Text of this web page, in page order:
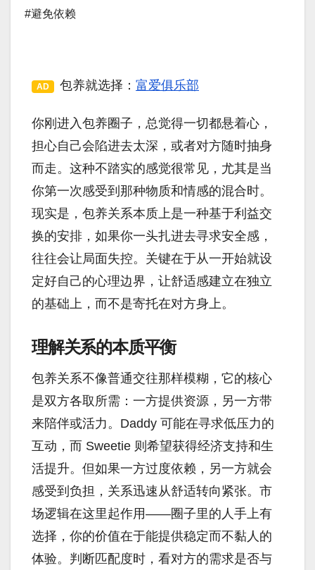
#避免依赖
AD 包养就选择： 富爱俱乐部
你刚进入包养圈子，总觉得一切都悬着心，
担心自己会陷进去太深，或者对方随时抽身
而走。这种不踏实的感觉很常见，尤其是当
你第一次感受到那种物质和情感的混合时。
现实是，包养关系本质上是一种基于利益交
换的安排，如果你一头扎进去寻求安全感，
往往会让局面失控。关键在于从一开始就设
定好自己的心理边界，让舒适感建立在独立
的基础上，而不是寄托在对方身上。
理解关系的本质平衡
包养关系不像普通交往那样模糊，它的核心
是双方各取所需：一方提供资源，另一方带
来陪伴或活力。Daddy 可能在寻求低压力的
互动，而 Sweetie 则希望获得经济支持和生
活提升。但如果一方过度依赖，另一方就会
感受到负担，关系迅速从舒适转向紧张。市
场逻辑在这里起作用——圈子里的人手上有
选择，你的价值在于能提供稳定而不黏人的
体验。判断匹配度时，看对方的需求是否与